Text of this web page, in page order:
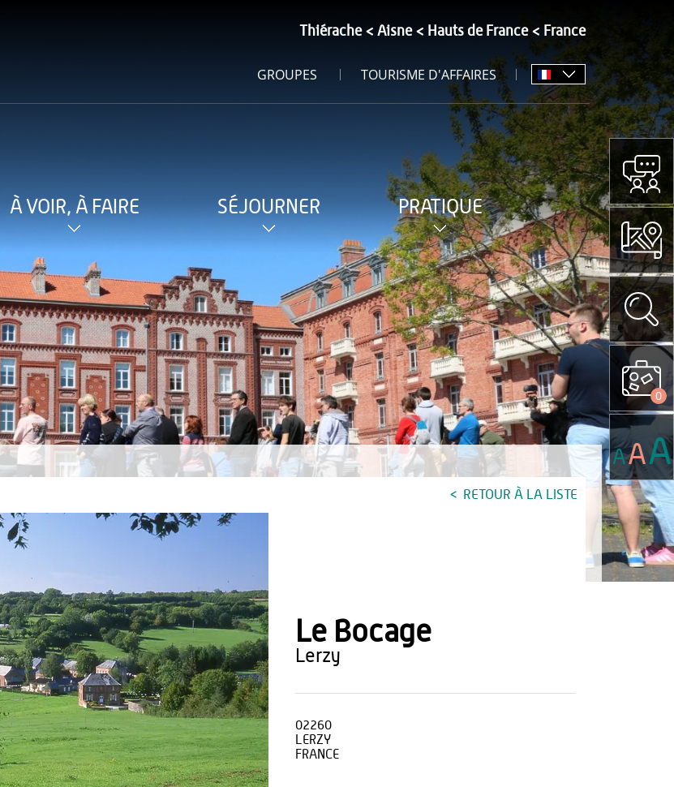
Thiérache Aisne Hauts de France France
GROUPES TOURISME D'AFFAIRES
À VOIR, À FAIRE SÉJOURNER PRATIQUE
RETOUR À LA LISTE
Le Bocage
lerzy
02260
LERZY
FRANCE
0
AAA